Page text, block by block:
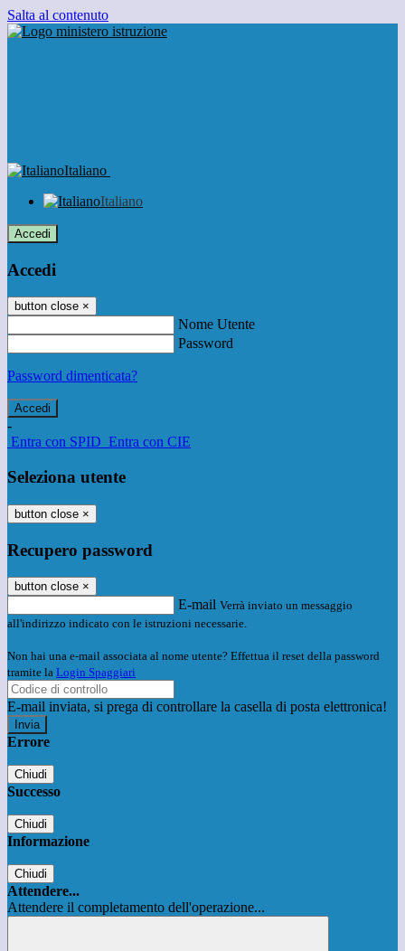
Salta al contenuto
Italiano
Italiano
Accedi
Accedi
button close ×
Nome Utente
Password
Password dimenticata?
-
Entra con SPID Entra con CIE
Seleziona utente
button close ×
Recupero password
button close ×
E-mail Verrà inviato un messaggio
all'indirizzo indicato con le istruzioni necessarie.
Non hai una e-mail associata al nome utente? Effettua il reset della password
tramite la Login Spaggiari
E-mail inviata, si prega di controllare la casella di posta elettronica!
Errore
Chiudi
Successo
Chiudi
Informazione
Chiudi
Attendere...
Attendere il completamento dell'operazione...